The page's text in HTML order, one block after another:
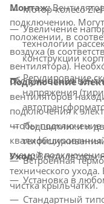
Мотор-колесо
Увеличение
технологии
конструкции
Регулирование
напряжения
Подшипники и
техобслуживания.
Встроенная
Установка в
Стандартный
Монтаж:
подключению.
положении, в
воздуха (в
вентилятора).
обслуживания
Подключение
вентиляторов
подключения к
чтобы подключение
схемой
Уход:Вентиляторы
технического
чистка крыльчатки.